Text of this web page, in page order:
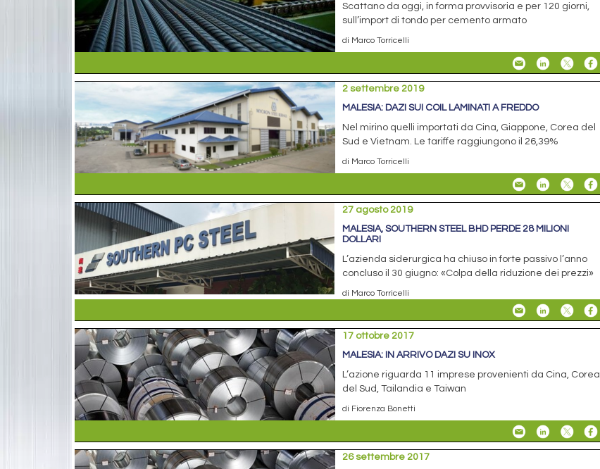
Scattano da oggi, in forma provvisoria e per 120 giorni,
sull’import di tondo per cemento armato
di Marco Torricelli
2 settembre 2019
MALESIA: DAZI SUI COIL LAMINATI A FREDDO
Nel mirino quelli importati da Cina, Giappone, Corea del
Sud e Vietnam. Le tariffe raggiungono il 26,39%
di Marco Torricelli
27 agosto 2019
MALESIA, SOUTHERN STEEL BHD PERDE 28 MILIONI
DOLLARI
L’azienda siderurgica ha chiuso in forte passivo l’anno
concluso il 30 giugno: «Colpa della riduzione dei prezzi»
di Marco Torricelli
17 ottobre 2017
MALESIA: IN ARRIVO DAZI SU INOX
L’azione riguarda 11 imprese provenienti da Cina, Corea
del Sud, Tailandia e Taiwan
di Fiorenza Bonetti
26 settembre 2017